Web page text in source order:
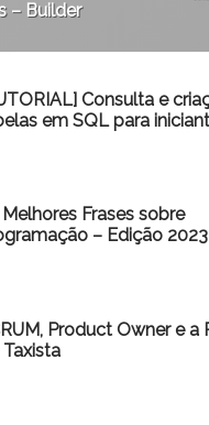
– Builder
Consulta e
em SQL para
Frases sobre
– Edição 2023
Product Owner e a